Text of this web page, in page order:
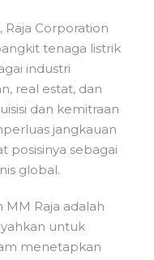
Corporation
tenaga listrik
industri
real estat, dan
dan kemitraan
jangkauan
posisinya sebagai
global.
MM Raja adalah
untuk
menetapkan